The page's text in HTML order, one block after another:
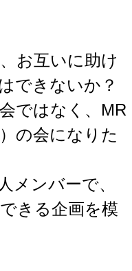
お互いに助け
できないか？
ではなく、MR
の会になりた
メンバーで、
きる企画を模